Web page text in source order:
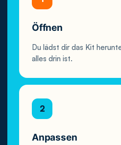
Öffnen
Du lädst dir das Kit
alles drin ist.
2
Anpassen